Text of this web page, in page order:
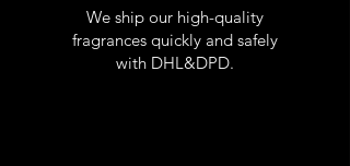
We ship our high-quality
fragrances quickly and safely
with DHL&DPD.